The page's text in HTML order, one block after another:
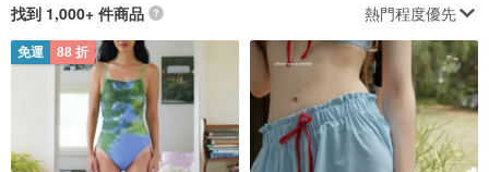
找到 1,000+ 件商品 熱門程度優先
免運 88 折